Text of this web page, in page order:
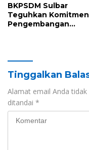
BKPSDM Sulbar
Teguhkan Komitmen
Pengembangan
2026
Tinggalkan
Alamat email Anda tidak
ditandai *